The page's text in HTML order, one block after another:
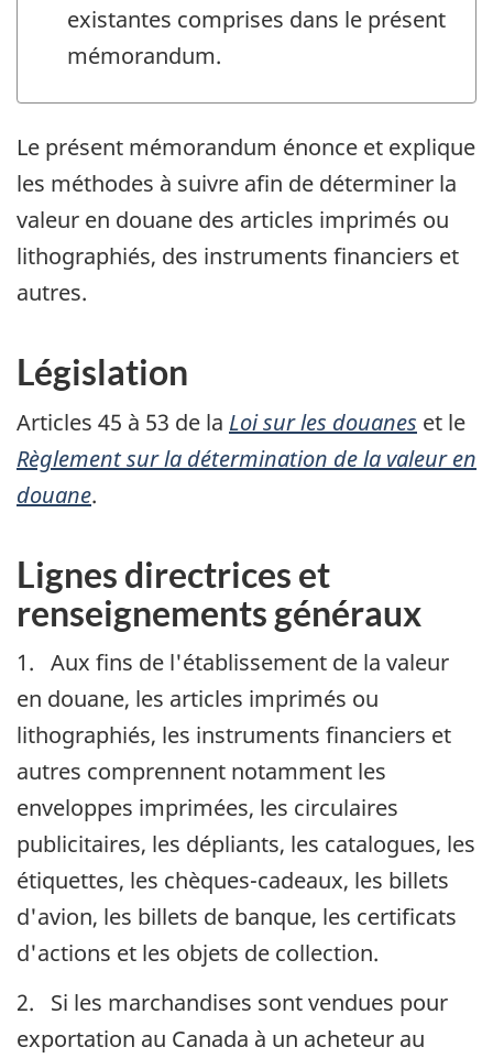
existantes comprises dans le présent
mémorandum.
Le présent mémorandum énonce et explique
les méthodes à suivre afin de déterminer la
valeur en douane des articles imprimés ou
lithographiés, des instruments financiers et
autres.
Législation
Articles 45 à 53 de la Loi sur les douanes et le
Règlement sur la détermination de la valeur en
douane.
Lignes directrices et
renseignements généraux
1. Aux fins de l'établissement de la valeur
en douane, les articles imprimés ou
lithographiés, les instruments financiers et
autres comprennent notamment les
enveloppes imprimées, les circulaires
publicitaires, les dépliants, les catalogues, les
étiquettes, les chèques-cadeaux, les billets
d'avion, les billets de banque, les certificats
d'actions et les objets de collection.
2. Si les marchandises sont vendues pour
exportation au Canada à un acheteur au